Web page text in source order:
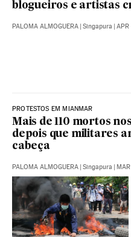
blogueiros e artistas
PALOMA ALMOGUERA | Singapura |
PROTESTOS EM MIANMAR
Mais de 110 mortos
depois que militares
cabeça
PALOMA ALMOGUERA | Singapura |